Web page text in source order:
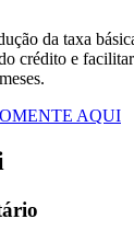
da taxa
crédito e
AQUI